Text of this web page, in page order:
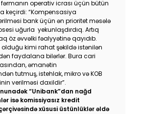
operativ icrası üçün bütün
keçirdi: “Kompensasiya
bank üçün ən prioritet məsələ
uğurla yekunlaşdırdıq. Artıq
öz əvvəlki fəalyyətinə qayıdıb.
olduğu kimi rahat şəkildə istənilən
faydalana bilərlər. Bura cari
əmanətin
tutmuş, istehlak, mikro və KOB
verilməsi daxildir”.
“Unibank”dan nağd
isə komissiyasız kredit
xüsusi üstünlüklər əldə